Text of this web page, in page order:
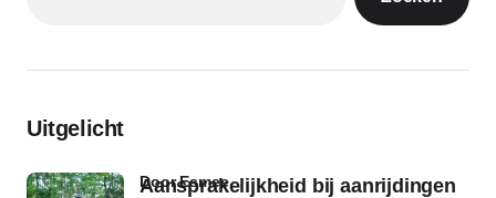
Uitgelicht
Aansprakelijkheid bij aanrijdingen
door Esmee